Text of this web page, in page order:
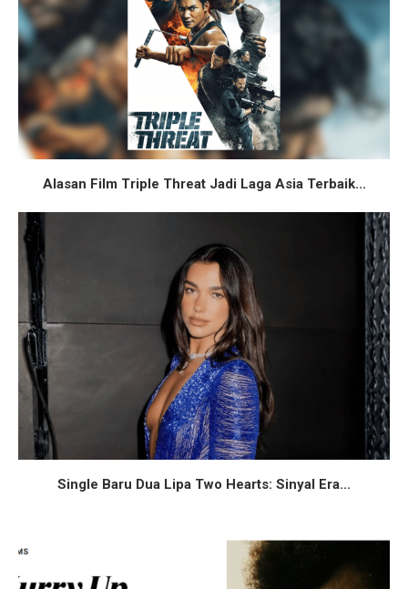
Alasan Film Triple Threat Jadi Laga Asia Terbaik...
Single Baru Dua Lipa Two Hearts: Sinyal Era...